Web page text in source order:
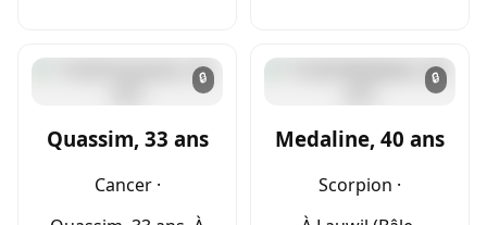
🔒
Quassim, 33 ans
Cancer ·
🔒
Medaline, 40 ans
Scorpion ·